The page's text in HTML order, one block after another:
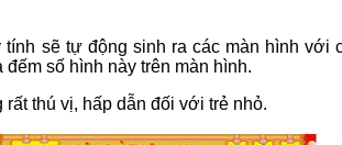
sẽ tự động sinh ra các màn hình với
số hình này trên màn hình.
thú vị, hấp dẫn đối với trẻ nhỏ.